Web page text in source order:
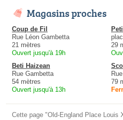
Magasins proches
Coup de Fil
Rue Léon Gambetta
21 mètres
Ouvert jusqu'à 19h
29
Beti Haizean
Rue Gambetta
54 mètres
Ouvert jusqu'à 13h
79
Cette page "Old-England Place Louis